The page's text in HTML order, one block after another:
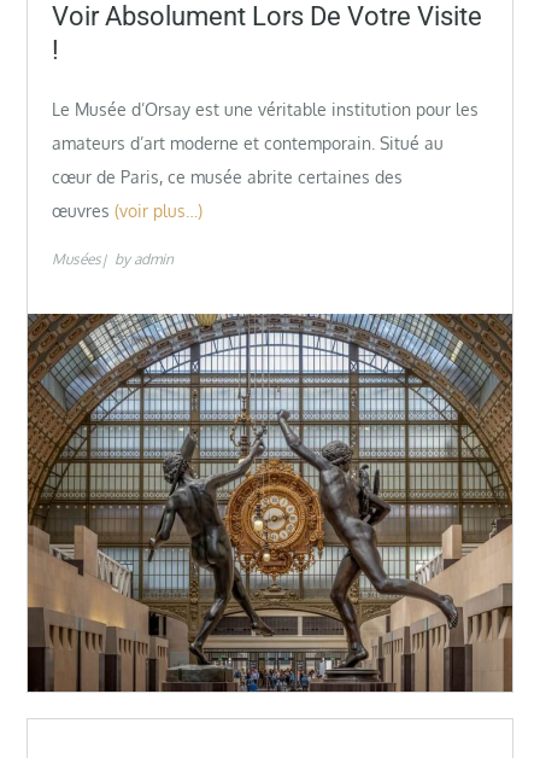
Voir Absolument Lors De Votre Visite
!
Le Musée d’Orsay est une véritable institution pour les
amateurs d’art moderne et contemporain. Situé au
cœur de Paris, ce musée abrite certaines des
œuvres (voir plus…)
Musées by admin